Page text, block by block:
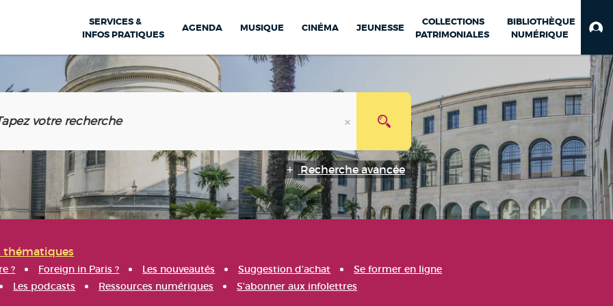
SERVICES &
INFOS PRATIQUES
AGENDA MUSIQUE CINÉMA JEUNESSE
COLLECTIONS
PATRIMONIALES
BIBLIOTHÈQUE
NUMÉRIQUE
Recherche avancée
thématiques
? Foreign in Paris ? Les nouveautés Suggestion d'achat
Se former en ligne
Les podcasts Ressources numériques S'abonner aux infolettres